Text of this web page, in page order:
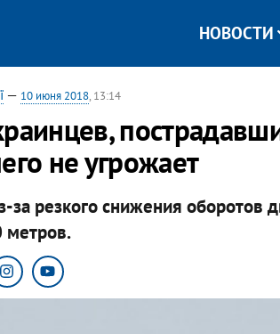
НОВОСТИ
— 10 июня 2018, 13:14
не угрожает
за резкого снижения оборотов
метров.